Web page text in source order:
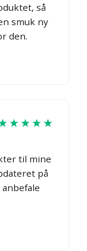
så
smuk ny
den.
til mine
på